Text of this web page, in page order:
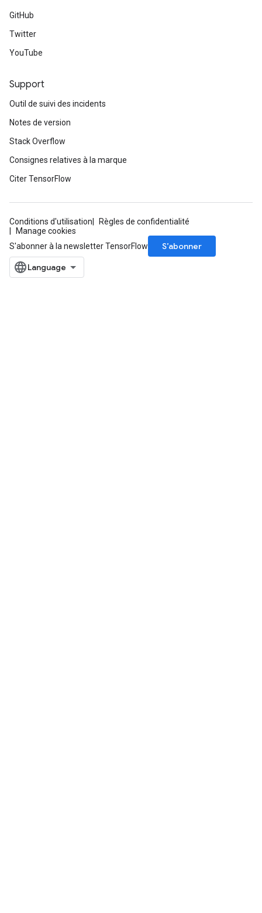
GitHub
Twitter
YouTube
Support
Outil de suivi des incidents
Notes de version
Stack Overflow
Consignes relatives à la marque
Citer TensorFlow
Conditions d'utilisation
Règles de confidentialité
Manage cookies
S'abonner à la newsletter TensorFlow
S’abonner